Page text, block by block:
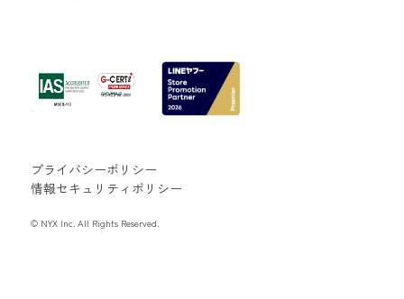
プライバシーポリシー
情報セキュリティポリシー
© NYX Inc. All Rights Reserved.